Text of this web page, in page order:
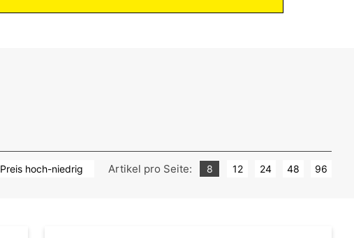
Preis hoch-niedrig Artikel pro Seite: 8 12 24 48 96